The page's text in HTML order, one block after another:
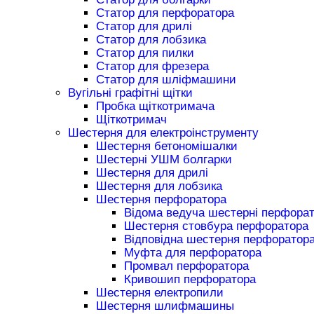
Статор для перфоратора
Статор для дрилі
Статор для лобзика
Статор для пилки
Статор для фрезера
Статор для шліфмашини
Вугільні графітні щітки
Пробка щіткотримача
Щіткотримач
Шестерня для електроінструменту
Шестерня бетономішалки
Шестерні УШМ болгарки
Шестерня для дрилі
Шестерня для лобзика
Шестерня перфоратора
Відома ведуча шестерні
Шестерня стовбура перфоратора
Відповідна шестерня
Муфта для перфоратора
Промвал перфоратора
Кривошип перфоратора
Шестерня електропили
Шестерня шлифмашины